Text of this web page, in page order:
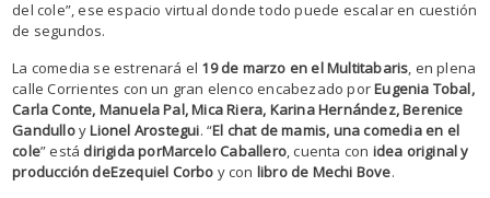
del cole”, ese espacio virtual donde todo puede escalar en cuestión
de segundos.
La comedia se estrenará el 19 de marzo en el Multitabaris, en plena
calle Corrientes con un gran elenco encabezado porEugenia Tobal,
Carla Conte, Manuela Pal, Mica Riera, Karina Hernández, Berenice
GandulloyLionel Arostegui. “El chat de mamis, una comedia en el
cole” está dirigida porMarcelo Caballero, cuenta con idea original y
producción deEzequiel Corbo y con libro de Mechi Bove.